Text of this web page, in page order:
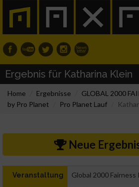
Ergebnis für Katharina Klein
Home Ergebnisse
GLOBAL 2000
by Pro Planet
Pro Planet Lauf
Neue
Veranstaltung Global 2000 Fairness